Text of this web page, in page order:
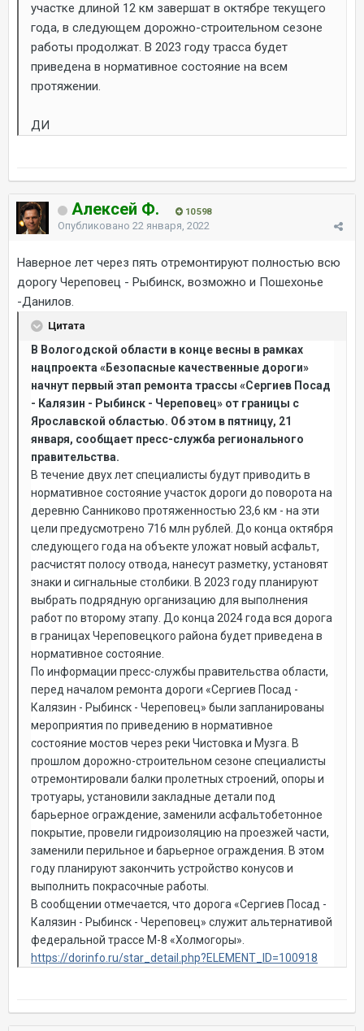
участке длиной 12 км завершат в октябре текущего
года, в следующем дорожно-строительном сезоне
работы продолжат. В 2023 году трасса будет
приведена в нормативное состояние на всем
протяжении.
ДИ
Алексей Ф. 10 598
Опубликовано 22 января, 2022
Наверное лет через пять отремонтируют полностью всю
дорогу Череповец - Рыбинск, возможно и Пошехонье
-Данилов.
Цитата
В Вологодской области в конце весны в рамках
нацпроекта «Безопасные качественные дороги»
начнут первый этап ремонта трассы «Сергиев Посад
- Калязин - Рыбинск - Череповец» от границы с
Ярославской областью. Об этом в пятницу, 21
января, сообщает пресс-служба регионального
правительства.
В течение двух лет специалисты будут приводить в
нормативное состояние участок дороги до поворота на
деревню Санниково протяженностью 23,6 км - на эти
цели предусмотрено 716 млн рублей. До конца октября
следующего года на объекте уложат новый асфальт,
расчистят полосу отвода, нанесут разметку, установят
знаки и сигнальные столбики. В 2023 году планируют
выбрать подрядную организацию для выполнения
работ по второму этапу. До конца 2024 года вся дорога
в границах Череповецкого района будет приведена в
нормативное состояние.
По информации пресс-службы правительства области,
перед началом ремонта дороги «Сергиев Посад -
Калязин - Рыбинск - Череповец» были запланированы
мероприятия по приведению в нормативное
состояние мостов через реки Чистовка и Музга. В
прошлом дорожно-строительном сезоне специалисты
отремонтировали балки пролетных строений, опоры и
тротуары, установили закладные детали под
барьерное ограждение, заменили асфальтобетонное
покрытие, провели гидроизоляцию на проезжей части,
заменили перильное и барьерное ограждения. В этом
году планируют закончить устройство конусов и
выполнить покрасочные работы.
В сообщении отмечается, что дорога «Сергиев Посад -
Калязин - Рыбинск - Череповец» служит альтернативой
федеральной трассе М-8 «Холмогоры».
https://dorinfo.ru/star_detail.php?ELEMENT_ID=100918